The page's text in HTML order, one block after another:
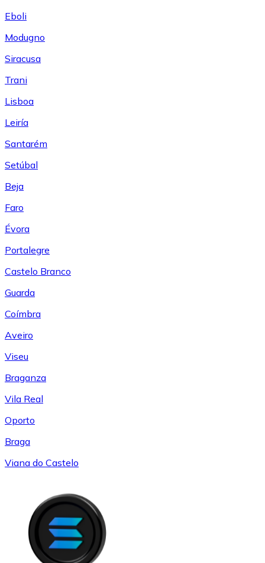
Eboli
Modugno
Siracusa
Trani
Lisboa
Leiría
Santarém
Setúbal
Beja
Faro
Évora
Portalegre
Castelo Branco
Guarda
Coímbra
Aveiro
Viseu
Braganza
Vila Real
Oporto
Braga
Viana do Castelo